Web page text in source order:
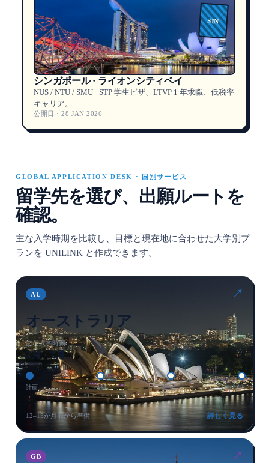
SIN
シンガポール · ライオンシティベイ
NUS / NTU / SMU · STP 学生ビザ、LTVP 1 年求職、低税率
キャリア。
公開日 · 28 JAN 2026
GLOBAL APPLICATION DESK · 国別サービス
留学先を選び、出願ルートを
確認。
主な入学時期を比較し、目標と現在地に合わせた大学別プ
ランを UNILINK と作成できます。
AU ↗
オーストラリア
主な入学時期
2月 · 7月
計画 出願 ビザ 入学
12–15か月前から準備 詳しく見る
GB ↗